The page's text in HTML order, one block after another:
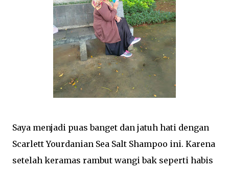
Saya menjadi puas banget dan jatuh hati dengan
Scarlett Yourdanian Sea Salt Shampoo ini. Karena
setelah keramas rambut wangi bak seperti habis